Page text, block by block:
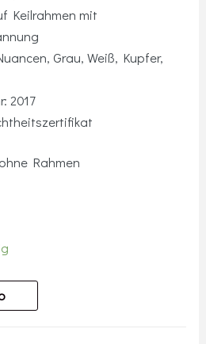
Keilrahmen mit
Grau, Weiß, Kupfer,
2017
Rahmen